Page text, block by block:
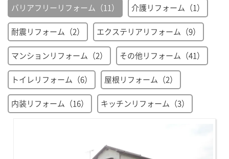
バリアフリーリフォーム（11） 介護リフォーム（1）
耐震リフォーム（2） エクステリアリフォーム（9）
マンションリフォーム（2） その他リフォーム（41）
トイレリフォーム（6） 屋根リフォーム（2）
内装リフォーム（16） キッチンリフォーム（3）